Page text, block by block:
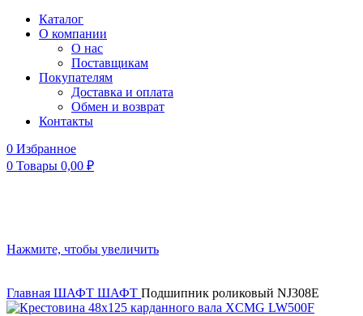
Каталог
О компании
О нас
Поставщикам
Покупателям
Доставка и оплата
Обмен и возврат
Контакты
0 Избранное
0 Товары 0,00 ₽
Нажмите, чтобы увеличить
Главная ШАФТ ШАФТ Подшипник роликовый NJ308E